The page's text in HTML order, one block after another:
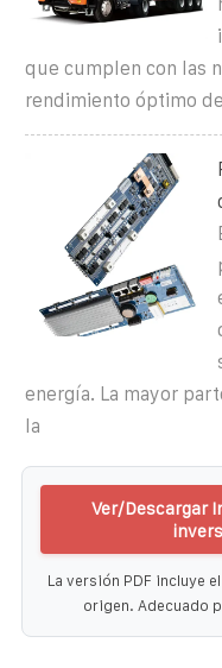
que cumplen con las
rendimiento óptimo de
energía. La mayor
la
Ver/Descargar
La versión PDF incluye
origen. Adecuado